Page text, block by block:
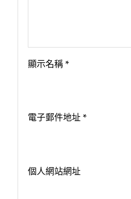
顯示名稱 *
電子郵件地址 *
個人網站網址